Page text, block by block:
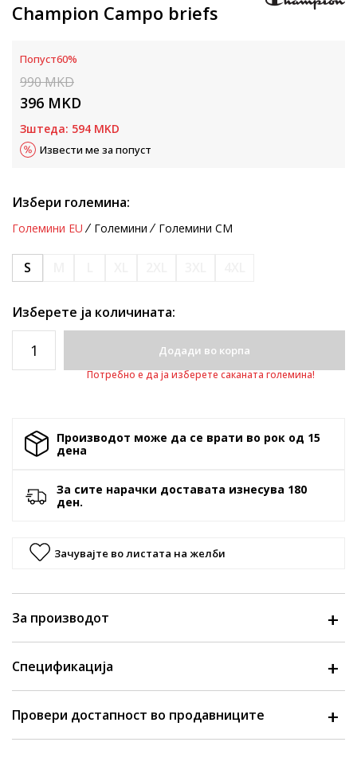
Champion Campo briefs
Попуст60%
990MKD
396 MKD
Зштеда: 594 MKD
Извести ме за попуст
Избери големина:
Големини EU Големини Големини CM
S
Изберете ја количината:
Додади во корпа
Потребно е да ја изберете саканата големина!
Производот може да се врати во рок од 15
денa
За сите нарачки доставата изнесува 180
ден.
Зачувајте во листата на желби
За производот
Спецификација
Провери достапност во продавниците